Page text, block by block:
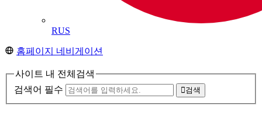
RUS
홈페이지 네비게이션
사이트 내 전체검색
검색어 필수
검색